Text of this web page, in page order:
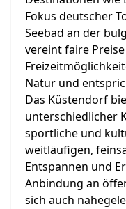
Fokus deutscher
Seebad an der
vereint faire
Natur und
Das Küstendorf
unterschiedlicher
sportliche und
weitläufigen,
Entspannen und
Anbindung an
sich auch